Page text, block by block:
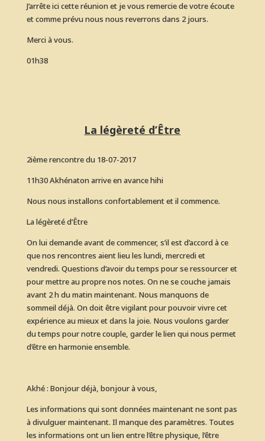
J’arrête ici cette réunion et je vous remercie de votre écoute
et comme prévu nous nous reverrons dans 2 jours.
Merci à vous.
01h38
La légèreté d’Être
2ième rencontre du 18-07-2017
11h30 Akhénaton arrive en avance hihi
Nous nous installons confortablement et il commence.
La légèreté d’Être
On lui demande avant de commencer, s’il est d’accord à ce
que nos rencontres aient lieu les lundi, mercredi et
vendredi. Questions d’avoir du temps pour se ressourcer et
pour mettre au propre nos notes. On ne se couche jamais
avant 2 h du matin maintenant. Nous manquons de
sommeil déjà. On doit être vigilant pour pouvoir vivre cet
expérience au mieux et dans la joie. Nous voulons garder
du temps pour notre couple, garder le lien qui nous permet
d’être en harmonie ensemble.
Akhé : Bonjour déjà, bonjour à vous,
Les informations qui sont données maintenant ne sont pas
à divulguer maintenant. Il manque des paramètres. Toutes
les informations ont un lien entre l’être physique, l’être